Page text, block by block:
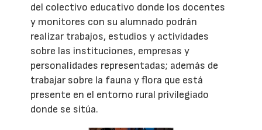
del colectivo educativo donde los docentes
y monitores con su alumnado podrán
realizar trabajos, estudios y actividades
sobre las instituciones, empresas y
personalidades representadas; además de
trabajar sobre la fauna y flora que está
presente en el entorno rural privilegiado
donde se sitúa.